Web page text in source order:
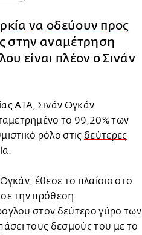
να οδεύουν προς
στην αναμέτρηση
είναι πλέον ο Σινάν
ΑΤΑ, Σινάν Ογκάν
το 99,20% των
ρόλο στις δεύτερες
έθεσε το πλαίσιο στο
την πρόθεση
στον δεύτερο γύρο των
τους δεσμούς του με το